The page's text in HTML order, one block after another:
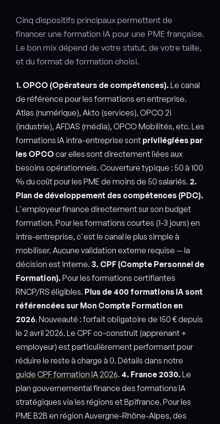
Cinq dispositifs principaux permettent de
financer une formation IA pour une PME française.
Le bon mix dépend de votre statut, de votre taille,
et du format de formation choisi.
1. OPCO (Opérateurs de compétences). Le canal
de référence pour les formations en entreprise.
Atlas (numérique), Akto (services), OPCO 2i
(industrie), AFDAS (média), OPCO Mobilités, etc. Les
formations IA intra-entreprise sont privilégiées par
les OPCO car elles sont directement liées aux
besoins opérationnels. Couverture typique : 50 à 100
% du coût pour les PME de moins de 50 salariés. 2.
Plan de développement des compétences (PDC).
L'employeur finance directement sur son budget
formation. Pour les formations courtes (1-3 jours) en
intra-entreprise, c'est le canal le plus simple à
mobiliser. Aucune validation externe requise — la
décision est interne. 3. CPF (Compte Personnel de
Formation). Pour les formations certifiantes
RNCP/RS éligibles. Plus de 400 formations IA sont
référencées sur Mon Compte Formation en
2026. Nouveauté : forfait obligatoire de 150 € depuis
le 2 avril 2026. Le CPF co-construit (apprenant +
employeur) est particulièrement performant pour
réduire le reste à charge à 0. Détails dans notre
guide CPF formation IA 2026. 4. France 2030. Le
plan gouvernemental finance des formations IA
stratégiques via les régions et Bpifrance. Pour les
PME B2B en région Auvergne-Rhône-Alpes, des